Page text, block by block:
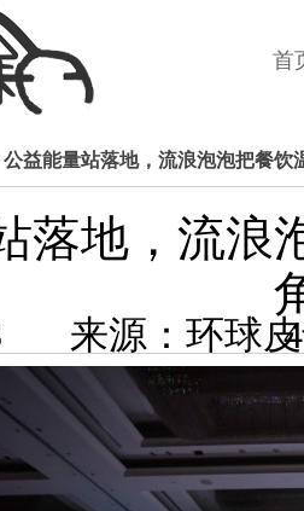
首
公益能量站落地，流浪泡泡把餐饮
落地，流浪
2025-08-